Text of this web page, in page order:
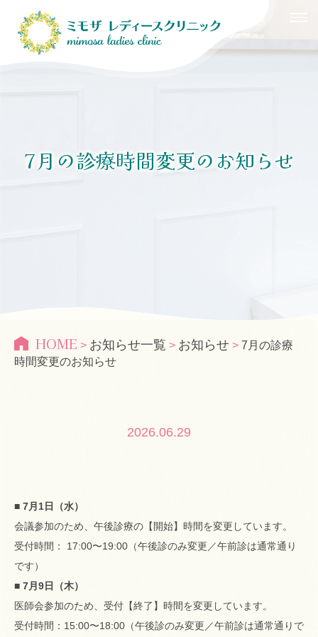
HOME
7月の診療時間変更のお知らせ
HOME > お知らせ一覧 > お知らせ > 7月の診療
時間変更のお知らせ
2026.06.29
■ 7月1日（水）
会議参加のため、午後診療の【開始】時間を変更しています。
受付時間： 17:00〜19:00（午後診のみ変更／午前診は通常通り
です）
■ 7月9日（木）
医師会参加のため、受付【終了】時間を変更しています。
受付時間：15:00〜18:00（午後診のみ変更／午前診は通常通りで